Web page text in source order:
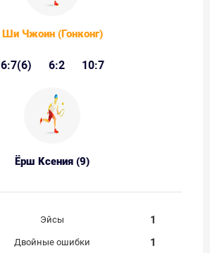
Ши Чжоин (Гонконг)
6:7(6) 6:2 10:7
Ёрш Ксения (9)
Эйсы
1
Двойные ошибки
1